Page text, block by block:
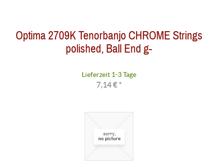
Optima 2709K Tenorbanjo CHROME Strings
polished, Ball End g-
Lieferzeit 1-3 Tage
7,14 € *